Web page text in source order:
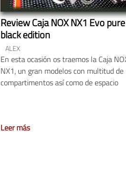
Review Caja NOX NX1 Evo pure
black edition
ALEX
En esta ocasión os traemos la Caja
NX1, un gran modelos con multitud de
compartimentos así como de espacio
Leer más